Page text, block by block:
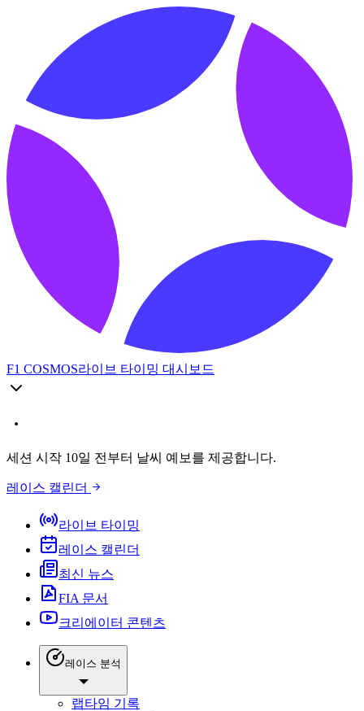
F1 COSMOS라이브 타이밍 대시보드
세션 시작 10일 전부터 날씨 예보를 제공합니다.
레이스 캘린더
라이브 타이밍
레이스 캘린더
최신 뉴스
FIA 문서
크리에이터 콘텐츠
레이스 분석
랩타임 기록